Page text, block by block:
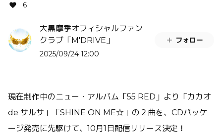
6
大黒摩季オフィシャルファン
クラブ「M'DRIVE」
2025/09/24 12:00
フォロー
現在制作中のニュー・アルバム「55 RED」より「カカオ
de サルサ」「SHINE ON ME☆」の２曲を、CDパッケ
ージ発売に先駆けて、10月1日配信リリース決定！